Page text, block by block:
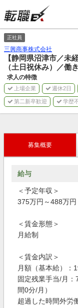
正社員
三興商事株式会社
【静岡県沼津市／未
（土日祝休み）／働
求人の特徴
上場企業 週休2日
第二新卒歓迎 学歴
募集概要
給与
＜予定年収＞
375万円～488万円
＜賃金形態＞
月給制
＜賃金内訳＞
月額（基本給）：
固定残業手当/月
間0分/月）
超過した時間外労